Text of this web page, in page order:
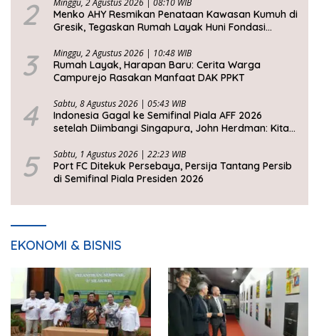
2 Minggu, 2 Agustus 2026 | 08:10 WIB
Menko AHY Resmikan Penataan Kawasan Kumuh di
Gresik, Tegaskan Rumah Layak Huni Fondasi
3 Minggu, 2 Agustus 2026 | 10:48 WIB
Rumah Layak, Harapan Baru: Cerita Warga
Campurejo Rasakan Manfaat DAK PPKT
4 Sabtu, 8 Agustus 2026 | 05:43 WIB
Indonesia Gagal ke Semifinal Piala AFF 2026
setelah Diimbangi Singapura, John Herdman: Kita
5 Sabtu, 1 Agustus 2026 | 22:23 WIB
Port FC Ditekuk Persebaya, Persija Tantang Persib
di Semifinal Piala Presiden 2026
EKONOMI & BISNIS